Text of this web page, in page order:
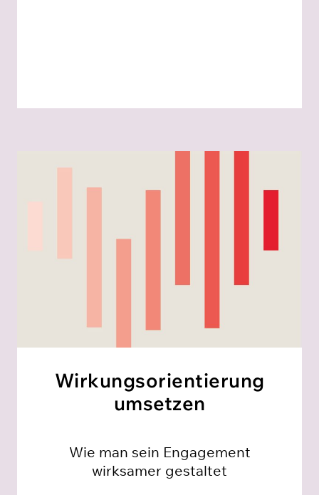
Wirkungs­orientierung
umsetzen
Wie man sein Engagement
wirksamer gestaltet